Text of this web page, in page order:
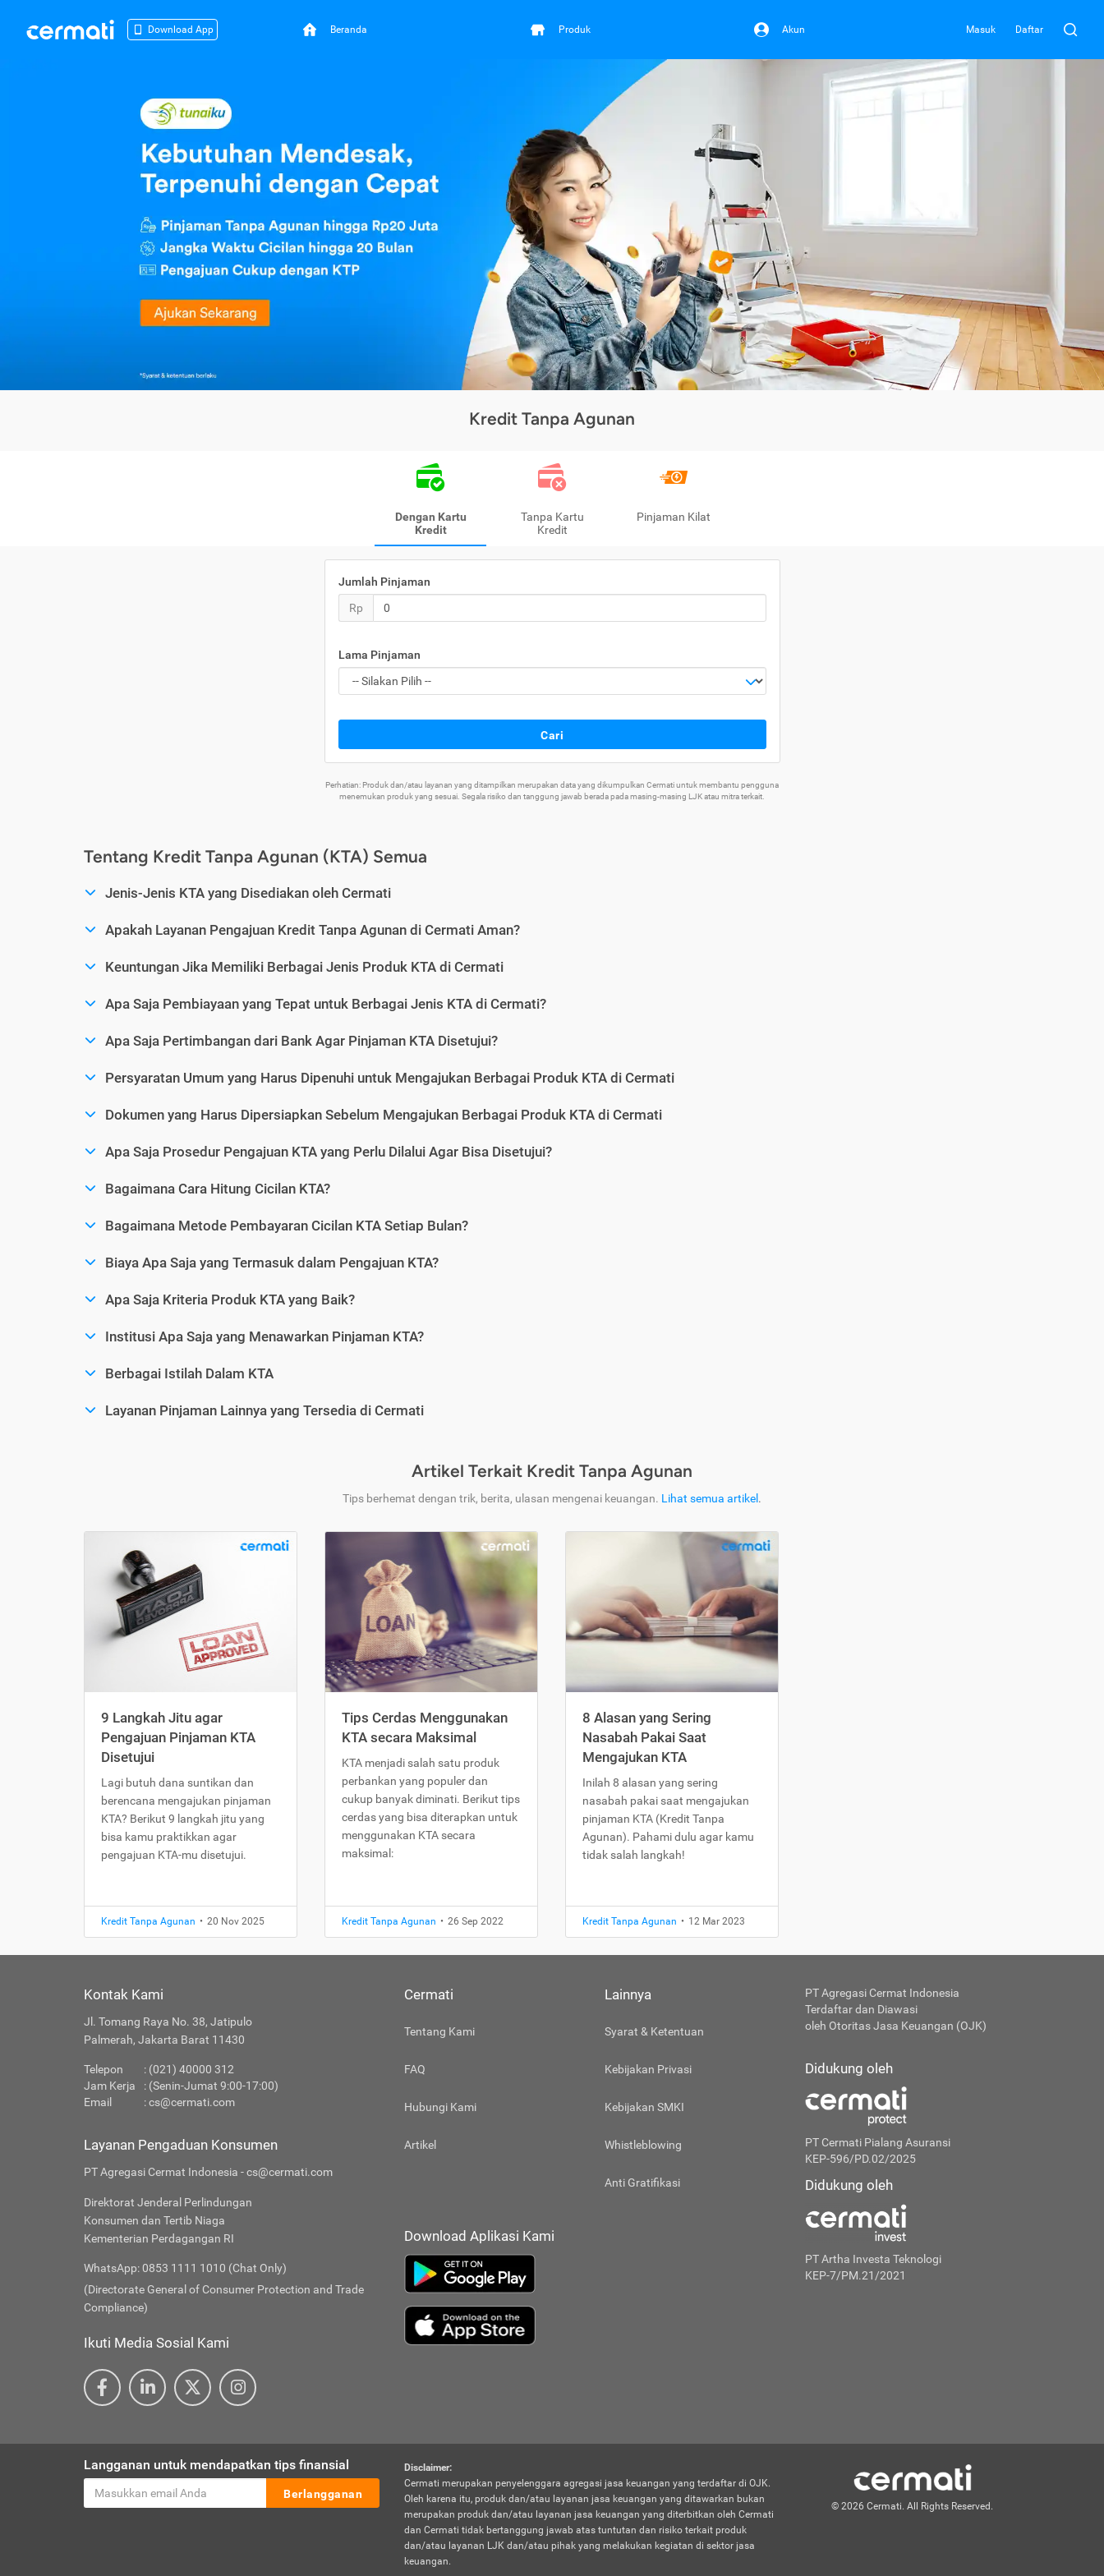
Download App Beranda Produk Akun Masuk Daftar
Kredit Tanpa Agunan
Dengan Kartu
Kredit
Tanpa Kartu
Kredit
Pinjaman Kilat
Jumlah Pinjaman
Rp
Lama Pinjaman
Cari
Perhatian: Produk dan/atau layanan yang ditampilkan merupakan data yang dikumpulkan Cermati untuk membantu pengguna
menemukan produk yang sesuai. Segala risiko dan tanggung jawab berada pada masing-masing LJK atau mitra terkait.
Tentang Kredit Tanpa Agunan (KTA) Semua
Jenis-Jenis KTA yang Disediakan oleh Cermati
Apakah Layanan Pengajuan Kredit Tanpa Agunan di Cermati Aman?
Keuntungan Jika Memiliki Berbagai Jenis Produk KTA di Cermati
Apa Saja Pembiayaan yang Tepat untuk Berbagai Jenis KTA di Cermati?
Apa Saja Pertimbangan dari Bank Agar Pinjaman KTA Disetujui?
Persyaratan Umum yang Harus Dipenuhi untuk Mengajukan Berbagai Produk KTA di Cermati
Dokumen yang Harus Dipersiapkan Sebelum Mengajukan Berbagai Produk KTA di Cermati
Apa Saja Prosedur Pengajuan KTA yang Perlu Dilalui Agar Bisa Disetujui?
Bagaimana Cara Hitung Cicilan KTA?
Bagaimana Metode Pembayaran Cicilan KTA Setiap Bulan?
Biaya Apa Saja yang Termasuk dalam Pengajuan KTA?
Apa Saja Kriteria Produk KTA yang Baik?
Institusi Apa Saja yang Menawarkan Pinjaman KTA?
Berbagai Istilah Dalam KTA
Layanan Pinjaman Lainnya yang Tersedia di Cermati
Artikel Terkait Kredit Tanpa Agunan
Tips berhemat dengan trik, berita, ulasan mengenai keuangan. Lihat semua artikel .
9 Langkah Jitu agar
Pengajuan Pinjaman KTA
Disetujui
Lagi butuh dana suntikan dan
berencana mengajukan pinjaman
KTA? Berikut 9 langkah jitu yang
bisa kamu praktikkan agar
pengajuan KTA-mu disetujui.
Kredit Tanpa Agunan • 20 Nov 2025
Tips Cerdas Menggunakan
KTA secara Maksimal
KTA menjadi salah satu produk
perbankan yang populer dan
cukup banyak diminati. Berikut tips
cerdas yang bisa diterapkan untuk
menggunakan KTA secara
maksimal:
Kredit Tanpa Agunan • 26 Sep 2022
8 Alasan yang Sering
Nasabah Pakai Saat
Mengajukan KTA
Inilah 8 alasan yang sering
nasabah pakai saat mengajukan
pinjaman KTA (Kredit Tanpa
Agunan). Pahami dulu agar kamu
tidak salah langkah!
Kredit Tanpa Agunan • 12 Mar 2023
Kontak Kami
Jl. Tomang Raya No. 38, Jatipulo
Palmerah, Jakarta Barat 11430
Telepon
: (021) 40000 312
Jam Kerja
: (Senin-Jumat 9:00-17:00)
Email
:cs@cermati.com
Layanan Pengaduan Konsumen
PT Agregasi Cermat Indonesia - cs@cermati.com
Direktorat Jenderal Perlindungan
Konsumen dan Tertib Niaga
Kementerian Perdagangan RI
WhatsApp: 0853 1111 1010 (Chat Only)
(Directorate General of Consumer Protection and Trade
Compliance)
Ikuti Media Sosial Kami
Cermati
Tentang Kami
FAQ
Hubungi Kami
Artikel
Lainnya
Syarat & Ketentuan
Kebijakan Privasi
Kebijakan SMKI
Whistleblowing
Anti Gratifikasi
Download Aplikasi Kami
PT Agregasi Cermat Indonesia
Terdaftar dan Diawasi
oleh Otoritas Jasa Keuangan (OJK)
Didukung oleh
PT Cermati Pialang Asuransi
KEP-596/PD.02/2025
Didukung oleh
PT Artha Investa Teknologi
KEP-7/PM.21/2021
Langganan untuk mendapatkan tips finansial
Berlangganan
Disclaimer:
Cermati merupakan penyelenggara agregasi jasa keuangan yang terdaftar di OJK.
Oleh karena itu, produk dan/atau layanan jasa keuangan yang ditawarkan bukan
merupakan produk dan/atau layanan jasa keuangan yang diterbitkan oleh Cermati
dan Cermati tidak bertanggung jawab atas tuntutan dan risiko terkait produk
dan/atau layanan LJK dan/atau pihak yang melakukan kegiatan di sektor jasa
keuangan.
© 2026 Cermati. All Rights Reserved.